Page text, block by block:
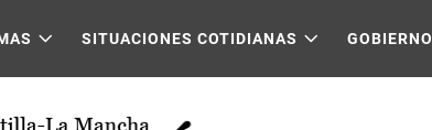
SITUACIONES COTIDIANAS GOBIERNO